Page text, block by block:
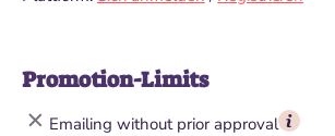
Promotion-Limits
Emailing without prior approval